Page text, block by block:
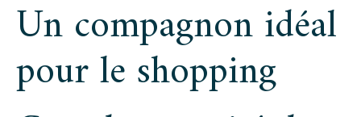
Un compagnon idéal
pour le shopping